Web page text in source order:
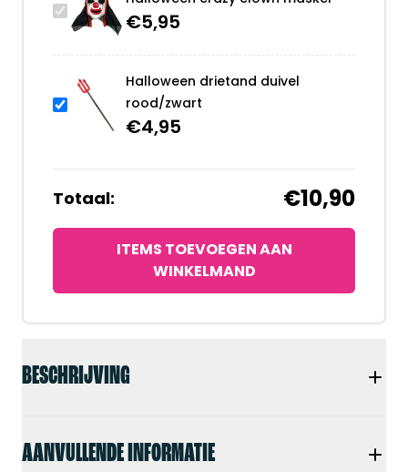
BESCHRIJVING
AANVULLENDE INFORMATIE
€5,95
Halloween drietand duivel
rood/zwart
€4,95
Totaal: €10,90
ITEMS TOEVOEGEN AAN
WINKELMAND